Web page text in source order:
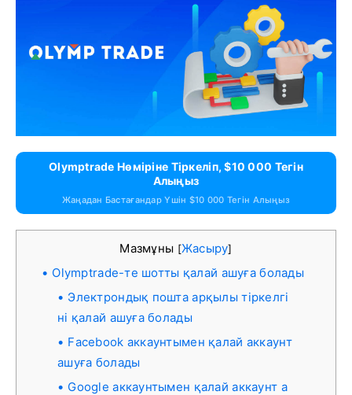
Olymptrade Нөміріне Тіркеліп, $10 000 Тегін
Алыңыз
Жаңадан Бастағандар Үшін $10 000 Тегін Алыңыз
Мазмұны [Жасыру]
Olymptrade-те шотты қалай ашуға болады
Электрондық пошта арқылы тіркелгі
ні қалай ашуға болады
Facebook аккаунтымен қалай аккаунт
ашуға болады
Google аккаунтымен қалай аккаунт а